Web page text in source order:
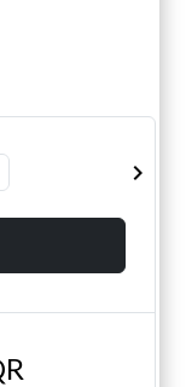
chevron_right